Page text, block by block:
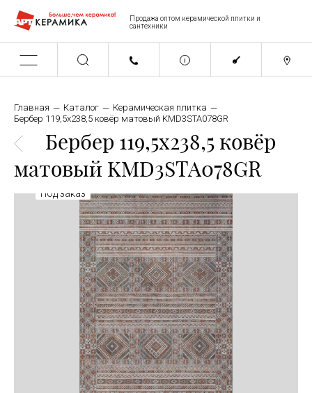
Продажа оптом керамической плитки и
сантехники
Главная Каталог
Керамическая плитка
Бербер 119,5x238,5 ковёр матовый KMD3STA078GR
Бербер 119,5x238,5 ковёр
матовый KMD3STA078GR
Под заказ